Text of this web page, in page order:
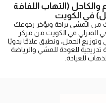
والكاحل (التهاب اللفافة
في الكويت
من المشي براحة ويؤخر رجوعك
المنزلي في الكويت من مركز
الحمل، ونطبق علاجًا يدويًا
للعودة للمشي والرياضة
للعيادة.